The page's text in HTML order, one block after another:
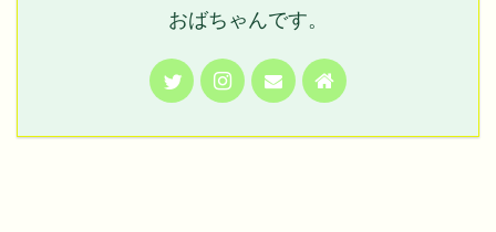
おばちゃんです。